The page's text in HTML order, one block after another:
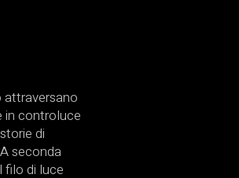
in controluce
di
seconda
filo di luce